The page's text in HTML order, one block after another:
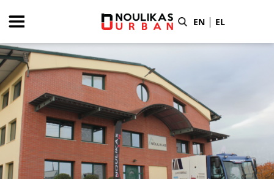
to
EN | EL